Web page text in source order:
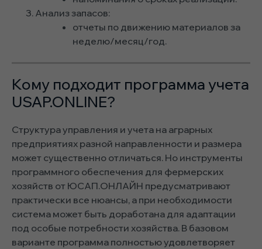
Анализ запасов:
отчеты по движению материалов за
неделю/месяц/год.
Кому подходит программа учета
USAP.ONLINE?
Структура управления и учета на аграрных
предприятиях разной направленности и размера
может существенно отличаться. Но инструменты
программного обеспечения для фермерских
хозяйств от ЮСАП.ОНЛАЙН предусматривают
практически все нюансы, а при необходимости
система может быть доработана для адаптации
под особые потребности хозяйства. В базовом
варианте программа полностью удовлетворяет